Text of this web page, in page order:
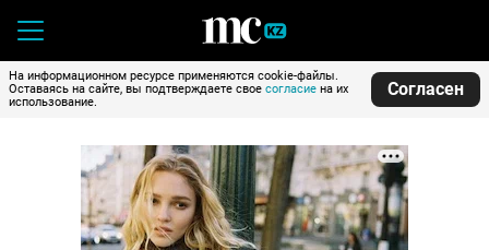
На информационном ресурсе применяются cookie-файлы.
Оставаясь на сайте, вы подтверждаете свое согласие на их
использование.
Согласен